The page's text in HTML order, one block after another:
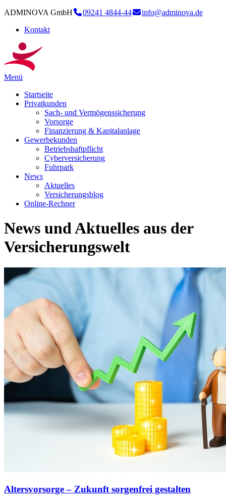
ADMINOVA GmbH 09241 4844-44
info@adminova.de
Kontakt
Menü
Startseite
Privatkunden
Sach- und Vermögenssicherung
Vorsorge
Finanzierung & Kapitalanlage
Gewerbekunden
Betriebshaftpflicht
Cyberversicherung
Fuhrpark
News
Aktuelles
Versicherungsblog
Online-Rechner
News und Aktuelles aus der
Versicherungswelt
Altersvorsorge – Zukunft sorgenfrei gestalten